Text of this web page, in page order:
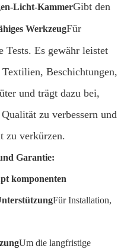
Licht-KammerGibt den
WerkzeugFür
Tests. Es gewähr leistet
Beschichtungen,
und trägt dazu bei,
zu verbessern und
zu verkürzen.
Garantie:
komponenten
Für Installation,
Um die langfristige